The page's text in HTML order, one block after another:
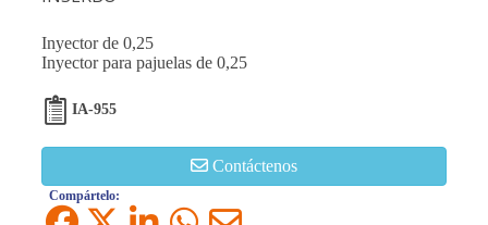
Inyector de 0,25
Inyector para pajuelas de 0,25
IA-955
Contáctenos
Compártelo: